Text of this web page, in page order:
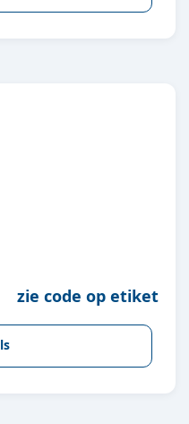
zie code op etiket